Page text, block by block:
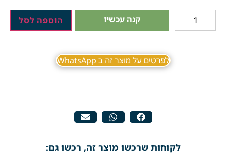
קנה עכשיו הוספה לסל
לפרטים על מוצר זה ב WhatsApp
לקוחות שרכשו מוצר זה, רכשו גם: